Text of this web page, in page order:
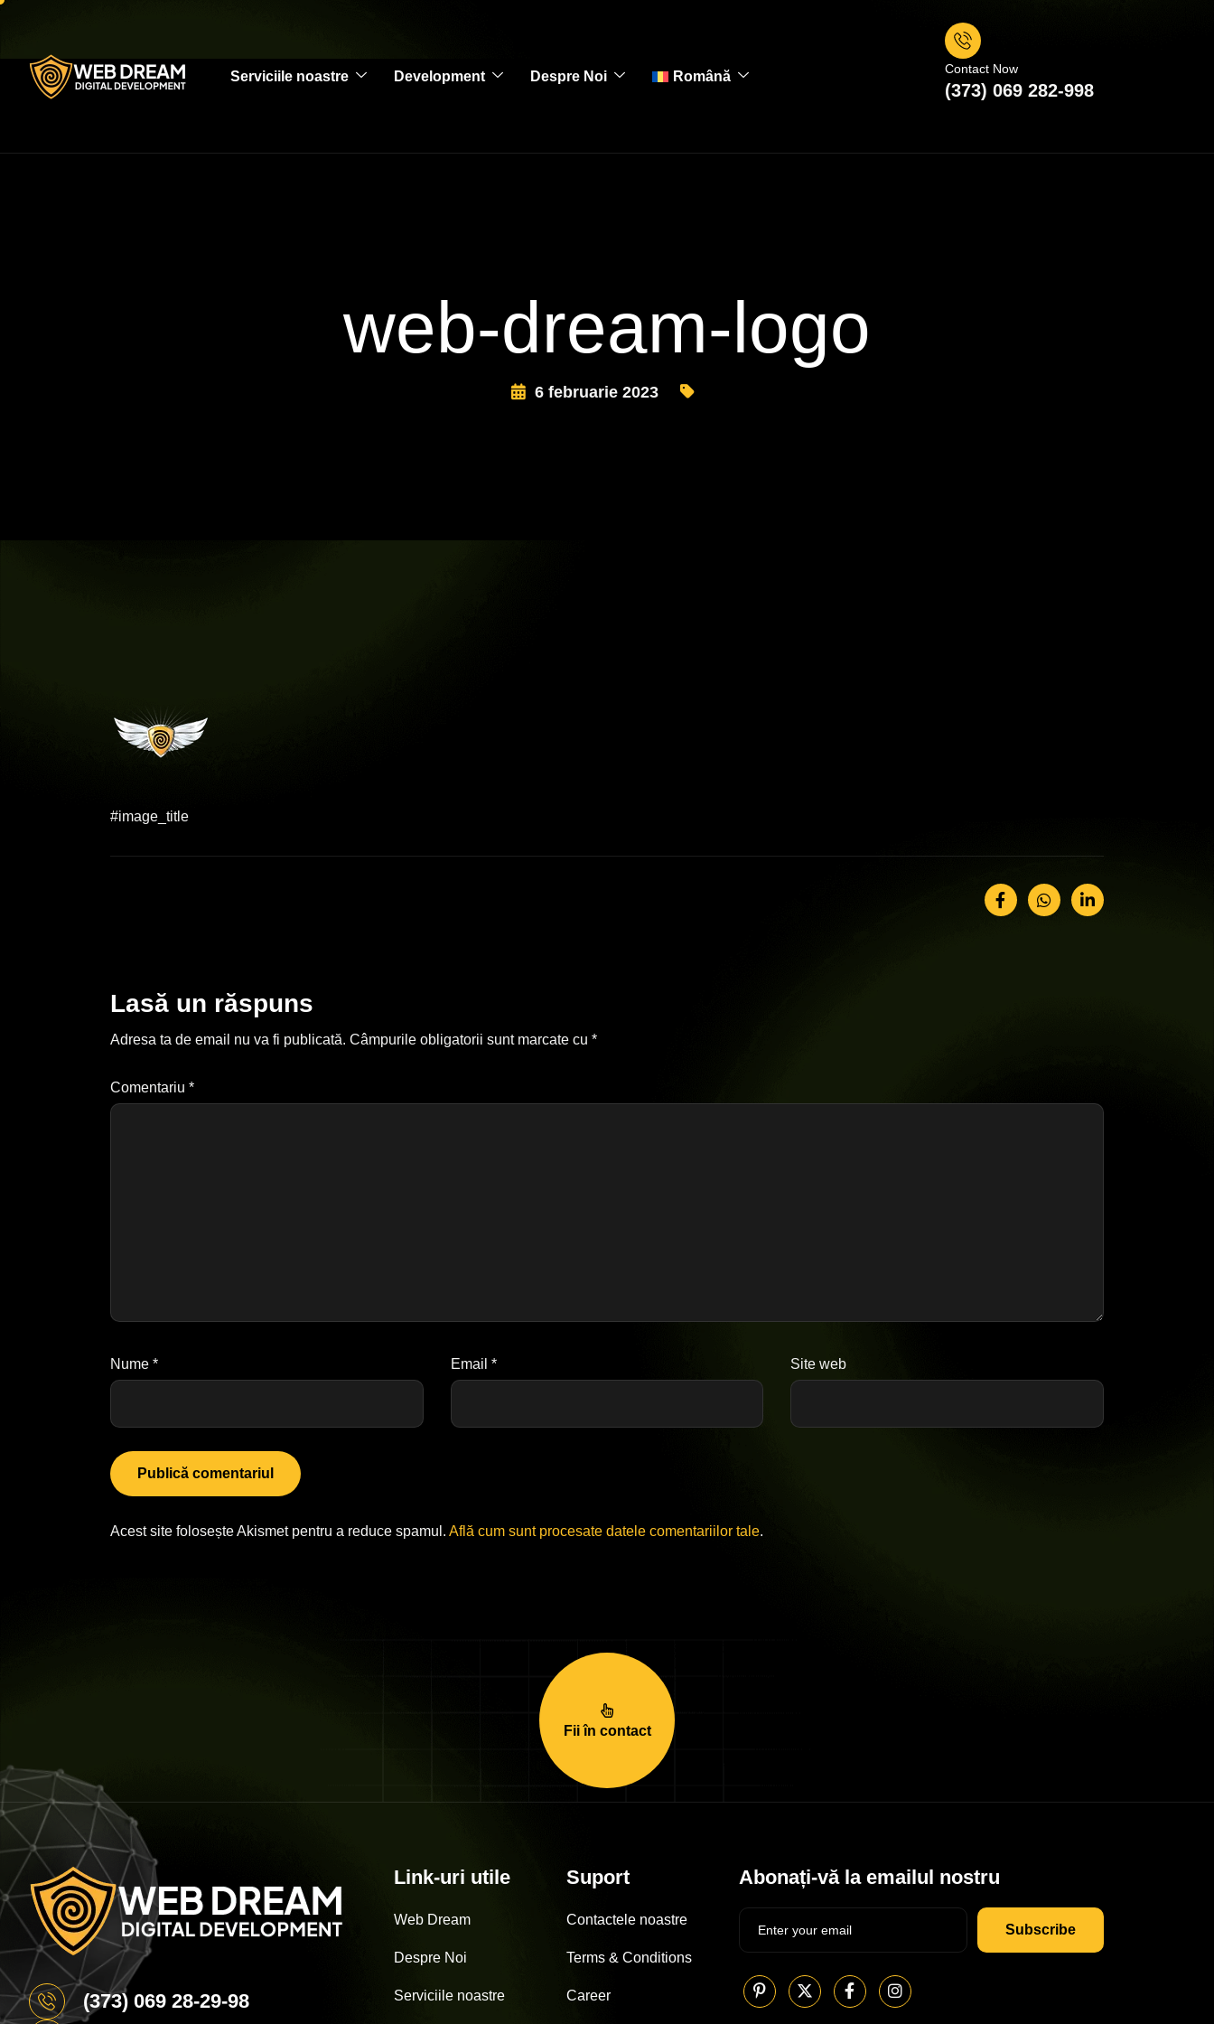
Serviciile noastre Development Despre Noi Română Contact Now
(373) 069 282-998
web-dream-logo
6 februarie 2023
#image_title
Lasă un răspuns
Adresa ta de email nu va fi publicată. Câmpurile obligatorii sunt marcate cu *
Comentariu *
Nume * Email * Site web
Acest site folosește Akismet pentru a reduce spamul. Află cum sunt procesate datele comentariilor tale.
Fii în contact
(373) 069 28-29-98
Link-uri utile
Web Dream
Despre Noi
Serviciile noastre
Suport
Contactele noastre
Terms & Conditions
Career
Abonați-vă la emailul nostru
Subscribe